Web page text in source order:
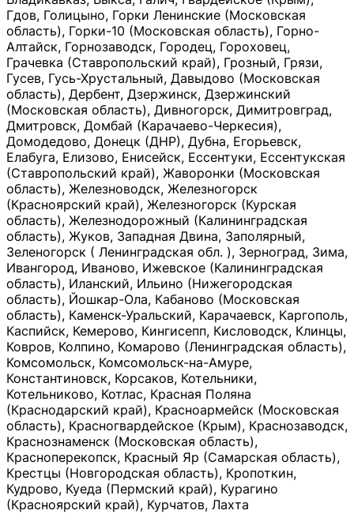
Гдов, Голицыно, Горки Ленинские (Московская
область), Горки-10 (Московская область), Горно-
Алтайск, Горнозаводск, Городец, Гороховец,
Грачевка (Ставропольский край), Грозный, Грязи,
Гусев, Гусь-Хрустальный, Давыдово (Московская
область), Дербент, Дзержинск, Дзержинский
(Московская область), Дивногорск, Димитровград,
Дмитровск, Домбай (Карачаево-Черкесия),
Домодедово, Донецк (ДНР), Дубна, Егорьевск,
Елабуга, Елизово, Енисейск, Ессентуки, Ессентукская
(Ставропольский край), Жаворонки (Московская
область), Железноводск, Железногорск
(Красноярский край), Железногорск (Курская
область), Железнодорожный (Калининградская
область), Жуков, Западная Двина, Заполярный,
Зеленогорск ( Ленинградская обл. ), Зерноград, Зима,
Ивангород, Иваново, Ижевское (Калининградская
область), Иланский, Ильино (Нижегородская
область), Йошкар-Ола, Кабаново (Московская
область), Каменск-Уральский, Карачаевск, Каргополь,
Каспийск, Кемерово, Кингисепп, Кисловодск, Клинцы,
Ковров, Колпино, Комарово (Ленинградская область),
Комсомольск, Комсомольск-на-Амуре,
Константиновск, Корсаков, Котельники,
Котельниково, Котлас, Красная Поляна
(Краснодарский край), Красноармейск (Московская
область), Красногвардейское (Крым), Краснозаводск,
Краснознаменск (Московская область),
Красноперекопск, Красный Яр (Самарская область),
Крестцы (Новгородская область), Кропоткин,
Кудрово, Куеда (Пермский край), Курагино
(Красноярский край), Курчатов, Лахта